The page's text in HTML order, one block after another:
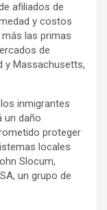
afiliados de
y costos
las primas
de
y Massachusetts,
inmigrantes
un daño
proteger
locales
Slocum,
un grupo de